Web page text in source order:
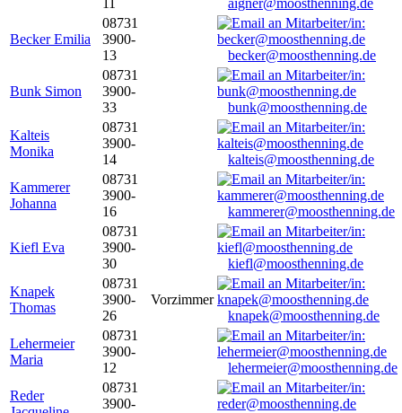
aigner@moosthenning.de
Becker Emilia
08731
3900-
13
becker@moosthenning.de
Bunk Simon
08731
3900-
33
bunk@moosthenning.de
Kalteis
Monika
08731
3900-
14
kalteis@moosthenning.de
Kammerer
Johanna
08731
3900-
16
kammerer@moosthenning.de
Kiefl Eva
08731
3900-
30
kiefl@moosthenning.de
Knapek
Thomas
08731
3900-
26
Vorzimmer
knapek@moosthenning.de
Lehermeier
Maria
08731
3900-
12
lehermeier@moosthenning.de
Reder
08731
3900-